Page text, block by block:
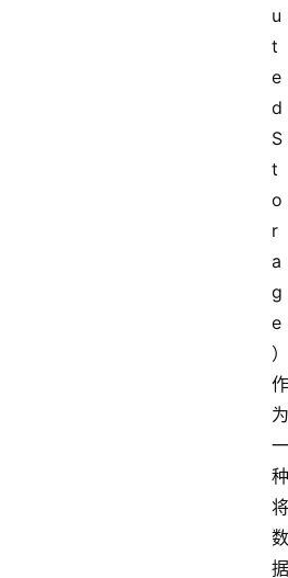
u
t
e
d
S
t
o
r
a
g
e
）
作
为
一
种
将
数
据